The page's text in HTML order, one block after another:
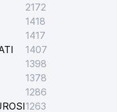
2172
1418
1417
1407
1398
1378
1286
1263